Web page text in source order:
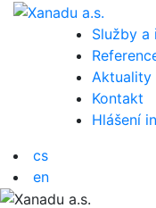
Přejít
Služby a
Aktuality
Kontakt
Hlášení
cs
en